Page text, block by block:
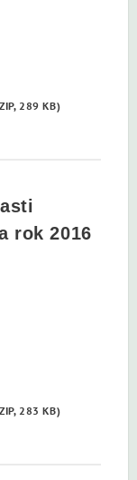
289 KB)
rok 2016
283 KB)